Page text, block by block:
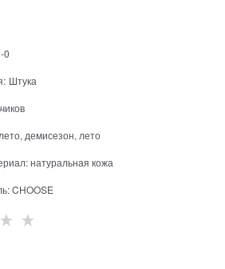
0
Штука
демисезон, лето
натуральная кожа
CHOOSE